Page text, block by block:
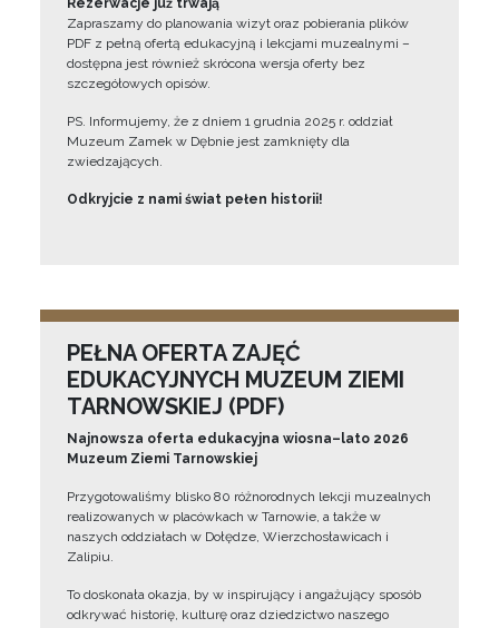
Rezerwacje już trwają
Zapraszamy do planowania wizyt oraz pobierania plików
PDF z pełną ofertą edukacyjną i lekcjami muzealnymi –
dostępna jest również skrócona wersja oferty bez
szczegółowych opisów.
PS. Informujemy, że z dniem 1 grudnia 2025 r. oddział
Muzeum Zamek w Dębnie jest zamknięty dla
zwiedzających.
Odkryjcie z nami świat pełen historii!
PEŁNA OFERTA ZAJĘĆ
EDUKACYJNYCH MUZEUM ZIEMI
TARNOWSKIEJ (PDF)
Najnowsza oferta edukacyjna wiosna–lato 2026
Muzeum Ziemi Tarnowskiej
Przygotowaliśmy blisko 80 różnorodnych lekcji muzealnych
realizowanych w placówkach w Tarnowie, a także w
naszych oddziałach w Dołędze, Wierzchosławicach i
Zalipiu.
To doskonała okazja, by w inspirujący i angażujący sposób
odkrywać historię, kulturę oraz dziedzictwo naszego